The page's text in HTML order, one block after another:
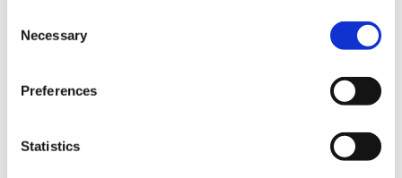
Selection
Necessary
Preferences
Statistics